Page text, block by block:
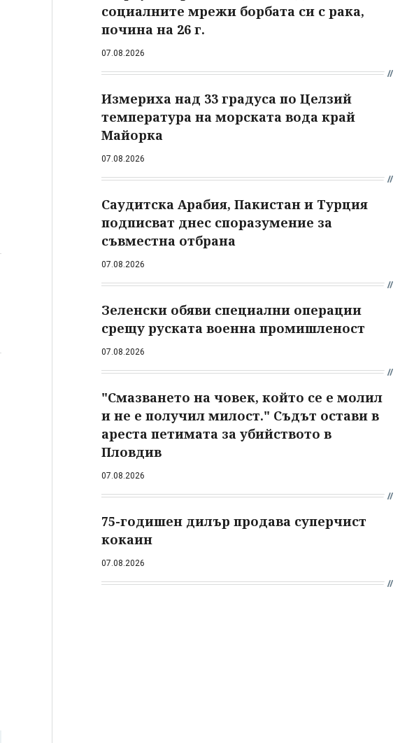
социалните мрежи борбата си с рака,
почина на 26 г.
07.08.2026
Измериха над 33 градуса по Целзий
температура на морската вода край
Майорка
07.08.2026
Саудитска Арабия, Пакистан и Турция
подписват днес споразумение за
съвместна отбрана
07.08.2026
Зеленски обяви специални операции
срещу руската военна промишленост
07.08.2026
"Смазването на човек, който се е молил
и не е получил милост." Съдът остави в
ареста петимата за убийството в
Пловдив
07.08.2026
75-годишен дилър продава суперчист
кокаин
07.08.2026